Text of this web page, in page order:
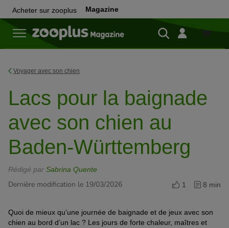
Acheter sur zooplus Magazine
Voyager avec son chien
Lacs pour la baignade
avec son chien au
Baden-Württemberg
Rédigé par Sabrina Quente
Dernière modification le 19/03/2026 1 8 min
Quoi de mieux qu’une journée de baignade et de jeux avec son
chien au bord d’un lac ? Les jours de forte chaleur, maîtres et